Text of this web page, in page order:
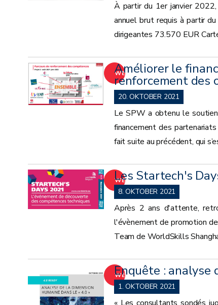
À partir du 1er janvier 2022,
annuel brut requis à partir
dirigeantes 73.570 EUR
WEITER
Améliorer le
renforcement des
20. OKTOBER 2021
Le SPW a obtenu le
financement des
fait suite au précédent, qui
WEITER
Les Startech's
8. OKTOBER 2021
Après 2 ans d'attente,
l'évènement de promotion
Team de WorldSkills
WEITER
Enquête : analyse
1. OKTOBER 2021
« Les consultants sondés